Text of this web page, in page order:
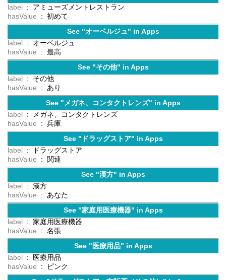
label
: アミューズメントレストラン
hasValue
: 初めて
See "オーベルジュ" in Apps
label
: オーベルジュ
hasValue
: 最高
See "その他" in Apps
label
: その他
hasValue
: あり
See "メガネ、コンタクトレンズ" in Apps
label
: メガネ、コンタクトレンズ
hasValue
: 兵庫
See "ドラッグストア" in Apps
label
: ドラッグストア
hasValue
: 関連
See "漢方" in Apps
label
: 漢方
hasValue
: あなた
See "家庭用医療機器" in Apps
label
: 家庭用医療機器
hasValue
: 名張
See "医療用品" in Apps
label
: 医療用品
hasValue
: ピンク